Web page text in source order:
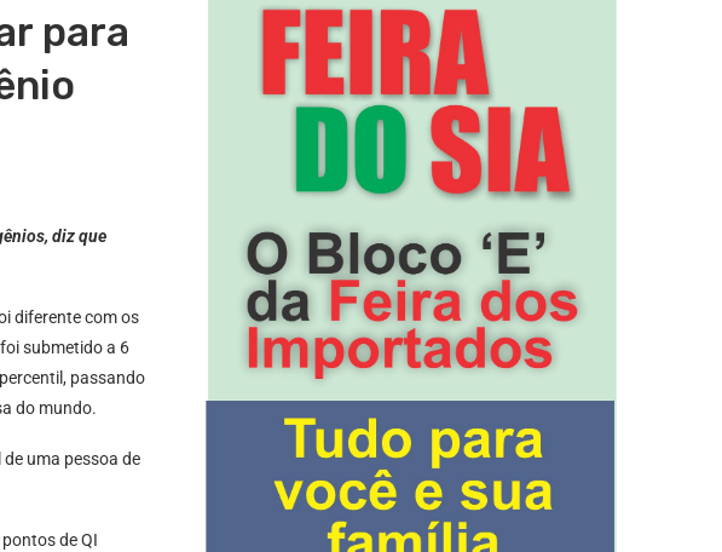
para
diz que
diferente com os
submetido a 6
passando
do mundo.
uma pessoa de
de QI